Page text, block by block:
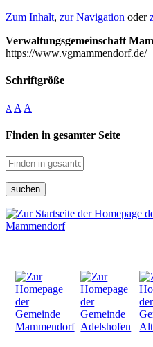
Zum Inhalt, zur Navigation oder
Verwaltungsgemeinschaft
https://www.vgmammendorf.de/
Schriftgröße
A A A
Finden in gesamter Seite
suchen